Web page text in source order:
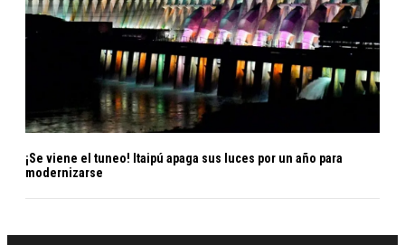
¡Se viene el tuneo! Itaipú apaga sus luces por un año para
modernizarse